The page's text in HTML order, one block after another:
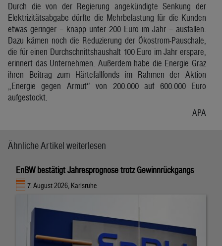
Durch die von der Regierung angekündigte Senkung der
Elektrizitätsabgabe dürfte die Mehrbelastung für die Kunden
etwas geringer – knapp unter 200 Euro im Jahr – ausfallen.
Dazu kämen noch die Reduzierung der Ökostrom-Pauschale,
die für einen Durchschnittshaushalt 100 Euro im Jahr erspare,
erinnert das Unternehmen. Außerdem habe die Energie Graz
ihren Beitrag zum Härtefallfonds im Rahmen der Aktion
„Energie gegen Armut“ von 200.000 auf 600.000 Euro
aufgestockt.
APA
Ähnliche Artikel weiterlesen
EnBW bestätigt Jahresprognose trotz Gewinnrückgangs
7. August 2026, Karlsruhe